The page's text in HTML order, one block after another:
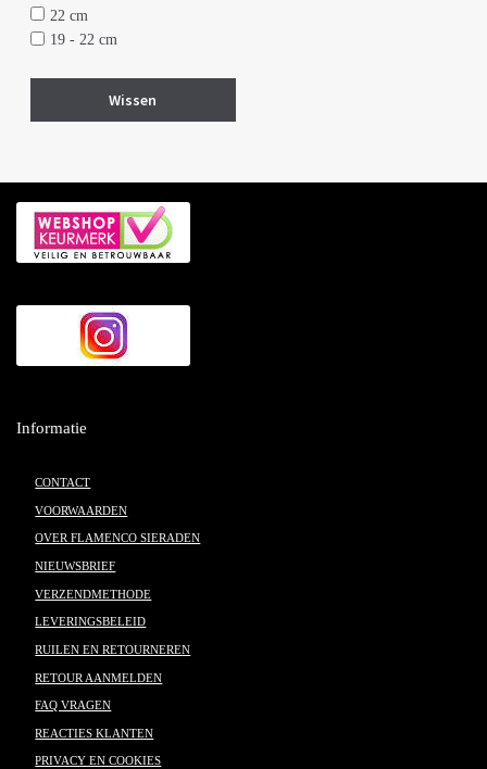
22 cm
19 - 22 cm
Wissen
Informatie
CONTACT
VOORWAARDEN
OVER FLAMENCO SIERADEN
NIEUWSBRIEF
VERZENDMETHODE
LEVERINGSBELEID
RUILEN EN RETOURNEREN
RETOUR AANMELDEN
FAQ VRAGEN
REACTIES KLANTEN
PRIVACY EN COOKIES